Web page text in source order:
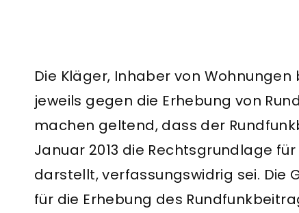
Die Kläger, Inhaber von
jeweils gegen die Erhebung von
machen geltend, dass der
Januar 2013 die Rechtsgrundlage
darstellt, verfassungswidrig sei. Die
für die Erhebung des